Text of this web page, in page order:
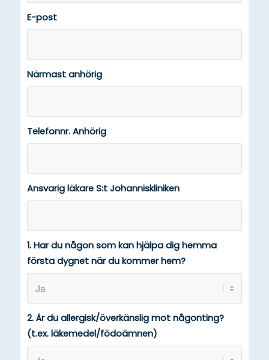
E-post
Närmast anhörig
Telefonnr. Anhörig
Ansvarig läkare S:t Johanniskliniken
1. Har du någon som kan hjälpa dig hemma
första dygnet när du kommer hem?
2. Är du allergisk/överkänslig mot någonting?
(t.ex. läkemedel/födoämnen)